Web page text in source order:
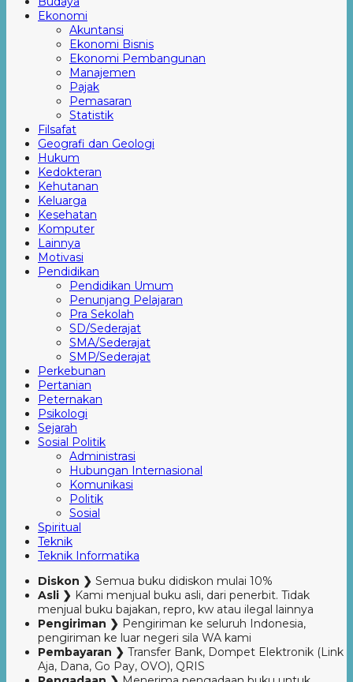
Ekonomi
Akuntansi
Ekonomi Bisnis
Ekonomi Pembangunan
Manajemen
Pajak
Pemasaran
Statistik
Filsafat
Geografi dan Geologi
Hukum
Kedokteran
Kehutanan
Keluarga
Kesehatan
Komputer
Lainnya
Motivasi
Pendidikan
Pendidikan Umum
Penunjang Pelajaran
Pra Sekolah
SD/Sederajat
SMA/Sederajat
SMP/Sederajat
Perkebunan
Pertanian
Peternakan
Psikologi
Sejarah
Sosial Politik
Administrasi
Hubungan Internasional
Komunikasi
Politik
Sosial
Spiritual
Teknik
Teknik Informatika
Diskon ❯ Semua buku didiskon mulai 10%
Asli ❯ Kami menjual buku asli, dari penerbit. Tidak
menjual buku bajakan, repro, kw atau ilegal lainnya
Pengiriman ❯ Pengiriman ke seluruh Indonesia,
pengiriman ke luar negeri sila WA kami
Pembayaran ❯ Transfer Bank, Dompet Elektronik (Link
Aja, Dana, Go Pay, OVO), QRIS